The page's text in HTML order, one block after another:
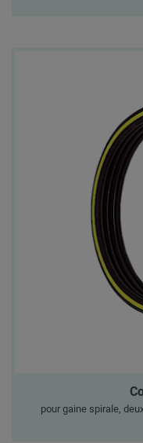
pour gaine spirale,